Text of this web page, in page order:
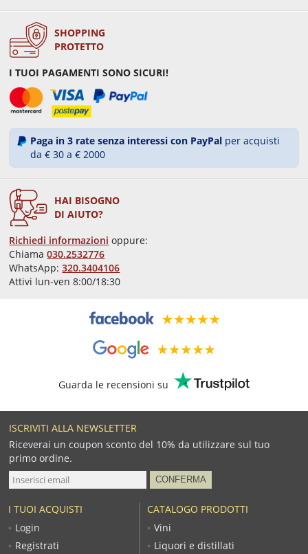
SHOPPING
PROTETTO
I TUOI PAGAMENTI SONO SICURI!
Paga in 3 rate senza interessi con PayPal per acquisti
da € 30 a € 2000
HAI BISOGNO
DI AIUTO?
Richiedi informazioni oppure:
Chiama030.2532776
WhatsApp:320.3404106
Attivi lun-ven 8:00/18:30
Guarda le recensioni su
ISCRIVITI ALLA NEWSLETTER
Riceverai un coupon sconto del 10% da utilizzare sul tuo
primo ordine.
CATALOGO PRODOTTI
Vini
Liquori e distillati
I TUOI ACQUISTI
Login
Registrati